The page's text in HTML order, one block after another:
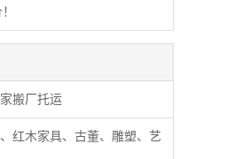
搬厂托运
红木家具、古董、雕塑、艺